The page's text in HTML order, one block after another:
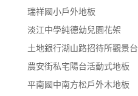
瑞祥國小戶外地板
淡江中學純德幼兒園花架
土地銀行湖山路招待所觀景台
農安街私宅陽台活動式地板
平南國中南方松戶外木地板